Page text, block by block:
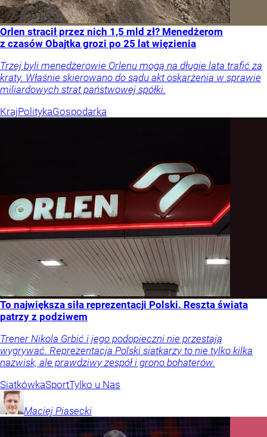
Orlen stracił przez nich 1,5 mld zł? Menedżerom
z czasów Obajtka grozi po 25 lat więzienia
Trzej byli menedżerowie Orlenu mogą na długie lata trafić za
kraty. Właśnie skierowano do sądu akt oskarżenia w sprawie
miliardowych strat państwowej spółki.
KrajPolitykaGospodarka
To największa siła reprezentacji Polski. Reszta świata
patrzy z podziwem
Trener Nikola Grbić i jego podopieczni nie przestają
wygrywać. Reprezentacja Polski siatkarzy to nie tylko kilka
nazwisk, ale prawdziwy zespół i grono bohaterów.
SiatkówkaSportTylko u Nas
Maciej Piasecki